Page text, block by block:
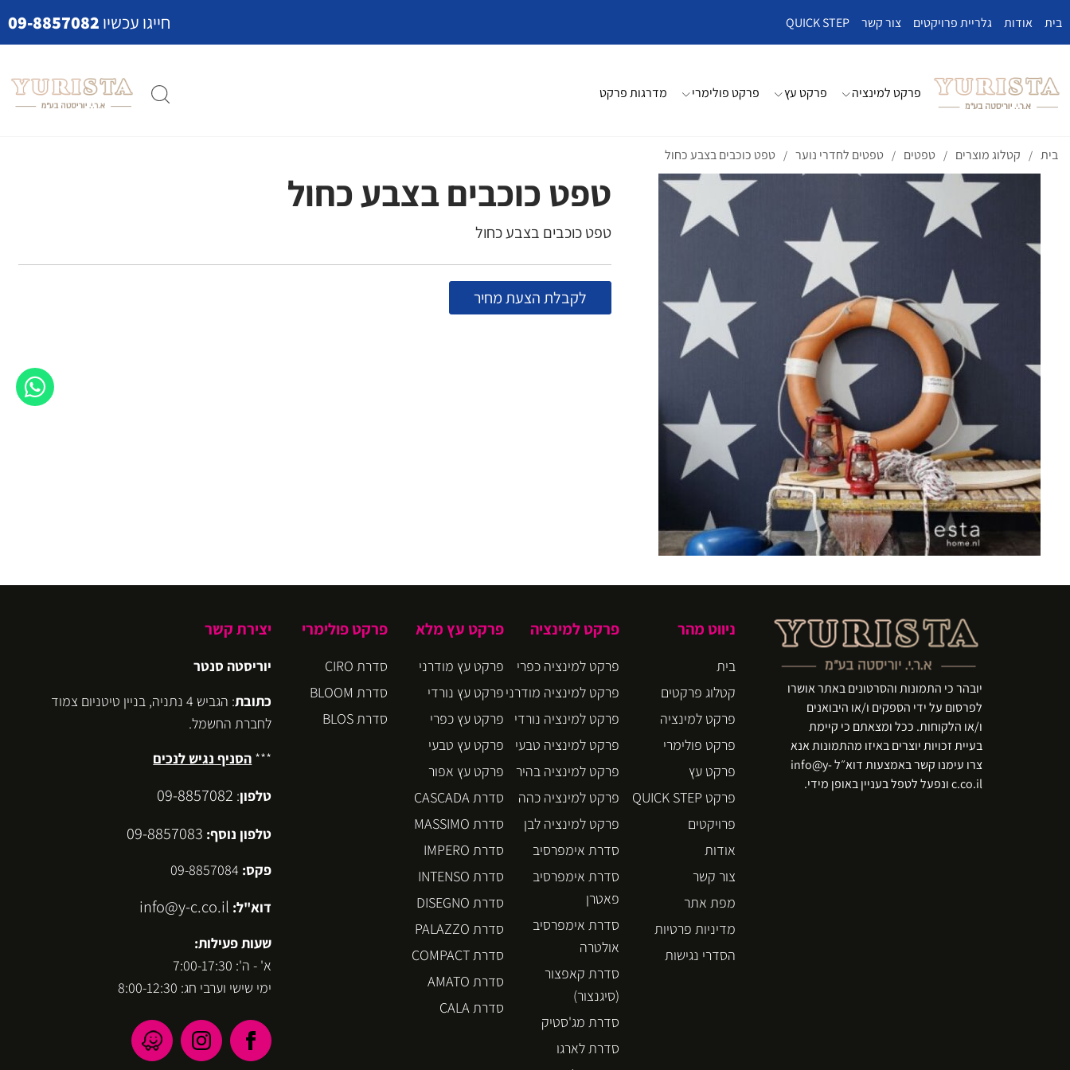
בית אודות גלריית פרויקטים צור קשר QUICK STEP חייגו עכשיו 09-8857082
פרקט למינציה פרקט עץ פרקט פולימרי מדרגות פרקט
בית / קטלוג מוצרים / טפטים / טפטים לחדרי נוער / טפט כוכבים בצבע כחול
טפט כוכבים בצבע כחול
טפט כוכבים בצבע כחול
לקבלת הצעת מחיר
יובהר כי התמונות והסרטונים באתר אושרו
לפרסום על ידי הספקים ו/או היבואנים
ו/או הלקוחות. ככל ומצאתם כי קיימת
בעיית זכויות יוצרים באיזו מהתמונות אנא
צרו עימנו קשר באמצעות דוא״ל info@y-
c.co.il ונפעל לטפל בעניין באופן מידי.
ניווט מהר
בית
קטלוג פרקטים
פרקט למינציה
פרקט פולימרי
פרקט עץ
פרקט QUICK STEP
פרויקטים
אודות
צור קשר
מפת אתר
מדיניות פרטיות
הסדרי נגישות
פרקט למינציה
פרקט למינציה כפרי
פרקט למינציה מודרני
פרקט למינציה נורדי
פרקט למינציה טבעי
פרקט למינציה בהיר
פרקט למינציה כהה
פרקט למינציה לבן
סדרת אימפרסיב
סדרת אימפרסיב
פאטרן
סדרת אימפרסיב
אולטרה
סדרת קאפצור
(סיגנצור)
סדרת מג'סטיק
סדרת לארגו
פרקט עץ מלא
פרקט עץ מודרני
פרקט עץ נורדי
פרקט עץ כפרי
פרקט עץ טבעי
פרקט עץ אפור
סדרת CASCADA
סדרת MASSIMO
סדרת IMPERO
סדרת INTENSO
סדרת DISEGNO
סדרת PALAZZO
סדרת COMPACT
סדרת AMATO
סדרת CALA
פרקט פולימרי
סדרת CIRO
סדרת BLOOM
סדרת BLOS
יצירת קשר
יוריסטה סנטר
כתובת
: הגביש 4 נתניה, בניין טיטניום צמוד
לחברת החשמל.
*** הסניף נגיש לנכים
טלפון:
09-8857082
טלפון נוסף: 09-8857083
פקס:
דוא"ל: info@y-c.co.il
שעות פעילות:
א' - ה': 7:00-17:30
ימי שישי וערבי חג: 8:00-12:30